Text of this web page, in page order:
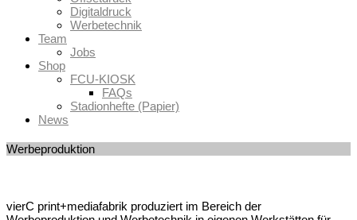
Digitaldruck
Werbetechnik
Team
Jobs
Shop
FCU-KIOSK
FAQs
Stadionhefte (Papier)
News
Werbeproduktion
vierC print+mediafabrik produziert im Bereich der